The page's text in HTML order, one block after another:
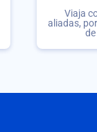
Viaja
aliadas,